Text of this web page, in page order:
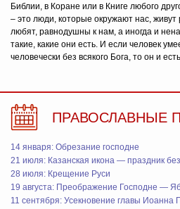
Библии, в Коране или в Книге любого
– это люди, которые окружают нас,
любят, равнодушны к нам, а иногда и
такие, какие они есть. И если человек
человечески без всякого Бога, то он и
ПРАВОСЛАВНЫЕ
14 января: Обрезание господне
21 июля: Казанская икона — праздник
28 июля: Крещение Руси
19 августа: Преображение Господне —
11 сентября: Усекновение главы Иоанна